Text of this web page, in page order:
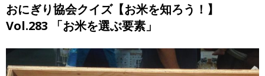
おにぎり協会クイズ【お米を知ろう！】
Vol.283 「お米を選ぶ要素」